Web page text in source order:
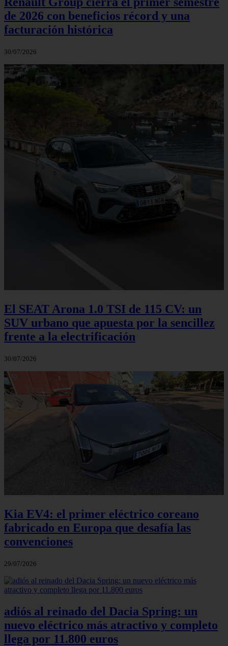
de 2026 con beneficios récord y una
facturación histórica
30/07/2026
El SEAT Arona 1.0 TSI de 115 CV: un
SUV urbano que apuesta por la sencillez
frente a la electrificación
30/07/2026
Kia EV4: el primer eléctrico coreano
fabricado en Europa que desafía las
convenciones
29/07/2026
adiós al reinado del Dacia Spring: un
nuevo eléctrico más atractivo y completo
llega por 11.800 euros